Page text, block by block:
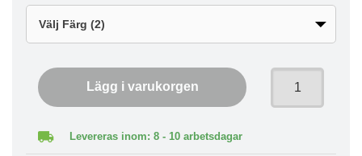
Lägg i varukorgen
Levereras inom: 8 - 10 arbetsdagar